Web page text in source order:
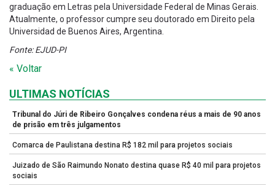
graduação em Letras pela Universidade Federal de Minas Gerais.
Atualmente, o professor cumpre seu doutorado em Direito pela
Universidad de Buenos Aires, Argentina.
Fonte: EJUD-PI
« Voltar
ULTIMAS NOTÍCIAS
Tribunal do Júri de Ribeiro Gonçalves condena réus a mais de 90 anos
de prisão em três julgamentos
Comarca de Paulistana destina R$ 182 mil para projetos sociais
Juizado de São Raimundo Nonato destina quase R$ 40 mil para projetos
sociais